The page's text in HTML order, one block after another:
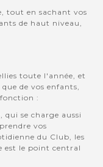
tout en sachant vos
de haut niveau,
toute l'année, et
de vos enfants,
:
qui se charge aussi
vos
du Club, les
est le point central